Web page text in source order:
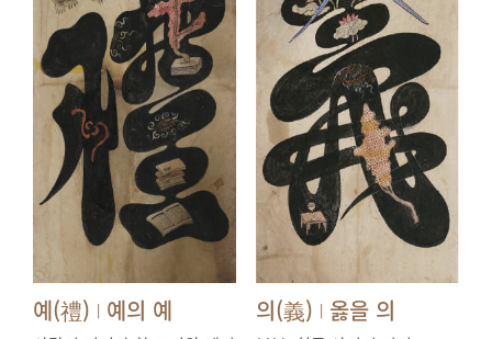
예(禮) | 예의 예 의(義) | 옳을 의